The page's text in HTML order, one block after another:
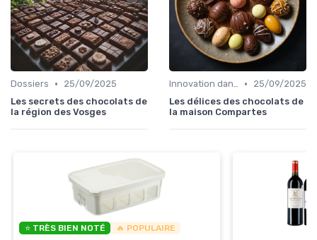
Dossiers •
25/09/2025
Les secrets des chocolats de
la région des Vosges
Innovation dans la food •
25/09/2025
Les délices des chocolats de
la maison Compartes
⭐ TRÈS BIEN NOTÉ 🔥 POPULAIRE